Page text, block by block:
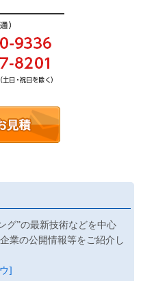
グ”の最新技術などを中心
業の公開情報等をご紹介し
]